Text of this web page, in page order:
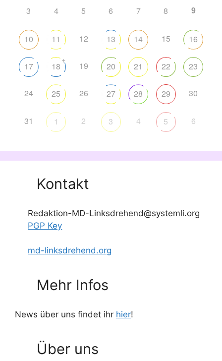
3 4 5 6 7 8 9
10 11 12 13 14 15 16
17 18
+
19 20 21 22 23
24 25 26 27 28 29 30
31 1 2 3 4 5 6
Kontakt
Redaktion-MD-Linksdrehend@systemli.org
PGP Key
md-linksdrehend.org
Mehr Infos
News über uns findet ihr hier!
Über uns